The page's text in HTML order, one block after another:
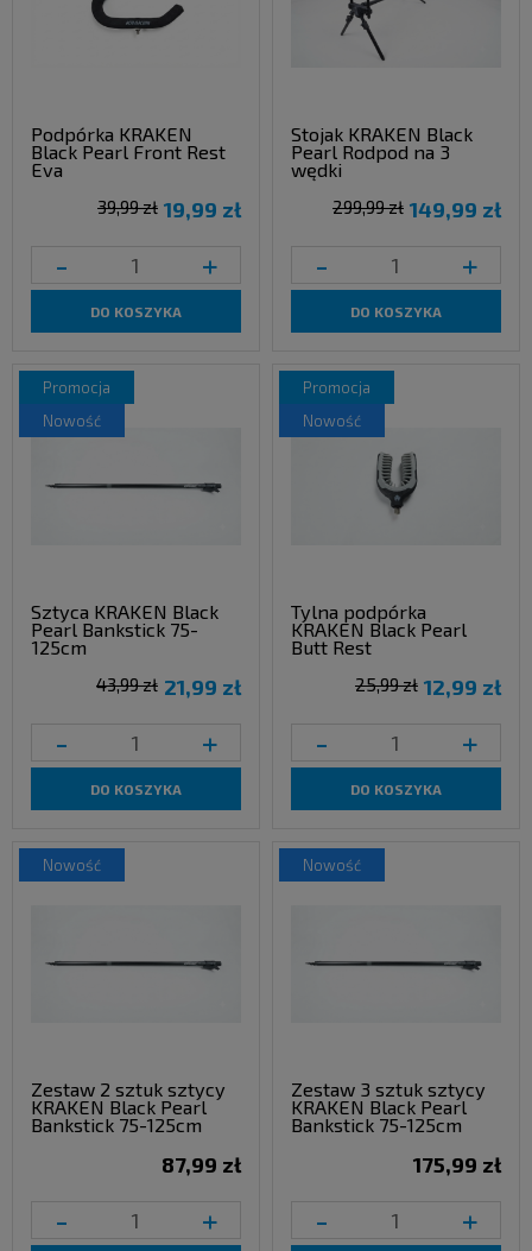
Podpórka KRAKEN
Black Pearl Front Rest
Eva
19,99 zł
39,99 zł
- +
DO KOSZYKA
Stojak KRAKEN Black
Pearl Rodpod na 3
wędki
149,99 zł
299,99 zł
- +
DO KOSZYKA
Sztyca KRAKEN Black
Pearl Bankstick 75-
125cm
21,99 zł
43,99 zł
- +
DO KOSZYKA
promocja
nowość
Tylna podpórka
KRAKEN Black Pearl
Butt Rest
12,99 zł
25,99 zł
- +
DO KOSZYKA
promocja
nowość
Zestaw 2 sztuk sztycy
KRAKEN Black Pearl
Bankstick 75-125cm
87,99 zł
- +
nowość
Zestaw 3 sztuk sztycy
KRAKEN Black Pearl
Bankstick 75-125cm
175,99 zł
- +
nowość